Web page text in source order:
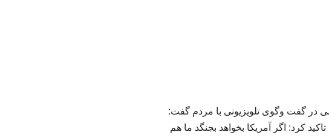
در گفت وگوی تلویزیونی با مردم گفت:
گران‌تر می‌فروشیم. وی تاکید کرد: اگر آمریکا بخواهد بجنگد ما هم